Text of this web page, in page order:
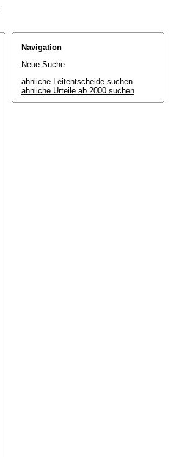
Navigation
Neue Suche
ähnliche Leitentscheide suchen
ähnliche Urteile ab 2000 suchen